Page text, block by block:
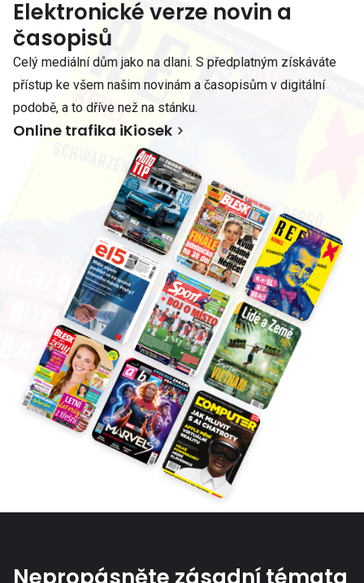
Elektronické verze novin a
časopisů
Celý mediální dům jako na dlani. S předplatným získáváte
přístup ke všem našim novinám a časopisům v digitální
podobě, a to dříve než na stánku.
Online trafika iKiosek